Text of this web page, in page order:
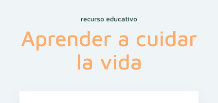
recurso educativo
Aprender a cuidar
la vida